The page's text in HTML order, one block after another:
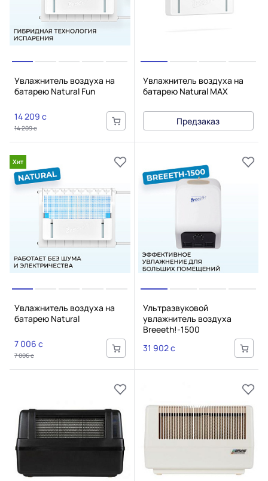
Увлажнитель воздуха на
батарею Natural Fun
14 209 c
14 209 c
Увлажнитель воздуха на
батарею Natural MAX
Предзаказ
Хит
Увлажнитель воздуха на
батарею Natural
7 006 c
7 006 c
Ультразвуковой
увлажнитель воздуха
Breeeth!-1500
31 902 c